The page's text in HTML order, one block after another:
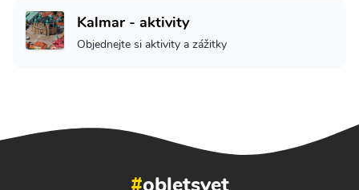
Kalmar - aktivity
Objednejte si aktivity a zážitky